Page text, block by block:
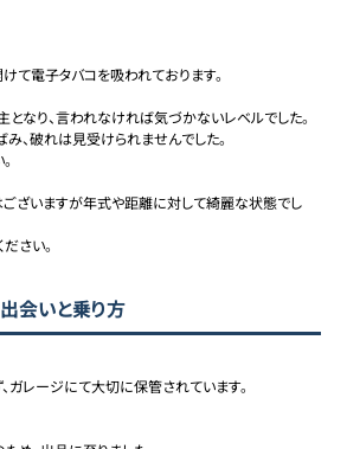
て電子タバコを吸われております。
なり、言われなければ気づかないレベルでした。
、破れは見受けられませんでした。
ざいますが年式や距離に対して綺麗な状態でし
さい。
会いと乗り方
ガレージにて大切に保管されています。